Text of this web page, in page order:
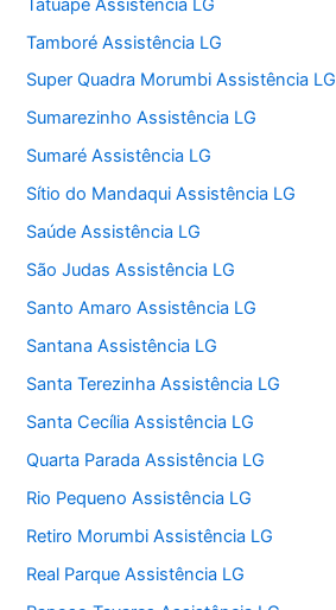
Tamboré Assistência LG
Super Quadra Morumbi Assistência LG
Sumarezinho Assistência LG
Sumaré Assistência LG
Sítio do Mandaqui Assistência LG
Saúde Assistência LG
São Judas Assistência LG
Santo Amaro Assistência LG
Santana Assistência LG
Santa Terezinha Assistência LG
Santa Cecília Assistência LG
Quarta Parada Assistência LG
Rio Pequeno Assistência LG
Retiro Morumbi Assistência LG
Real Parque Assistência LG